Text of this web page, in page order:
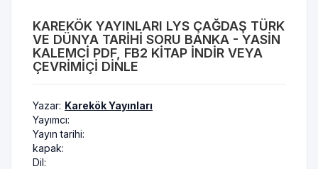
KAREKÖK YAYINLARI LYS ÇAĞDAŞ TÜRK
VE DÜNYA TARIHI SORU BANKA - YASIN
KALEMCI PDF, FB2 KITAP INDIR VEYA
ÇEVRIMIÇI DINLE
Yazar: Karekök Yayınları
Yayımcı:
Yayın tarihi:
kapak:
Dil: